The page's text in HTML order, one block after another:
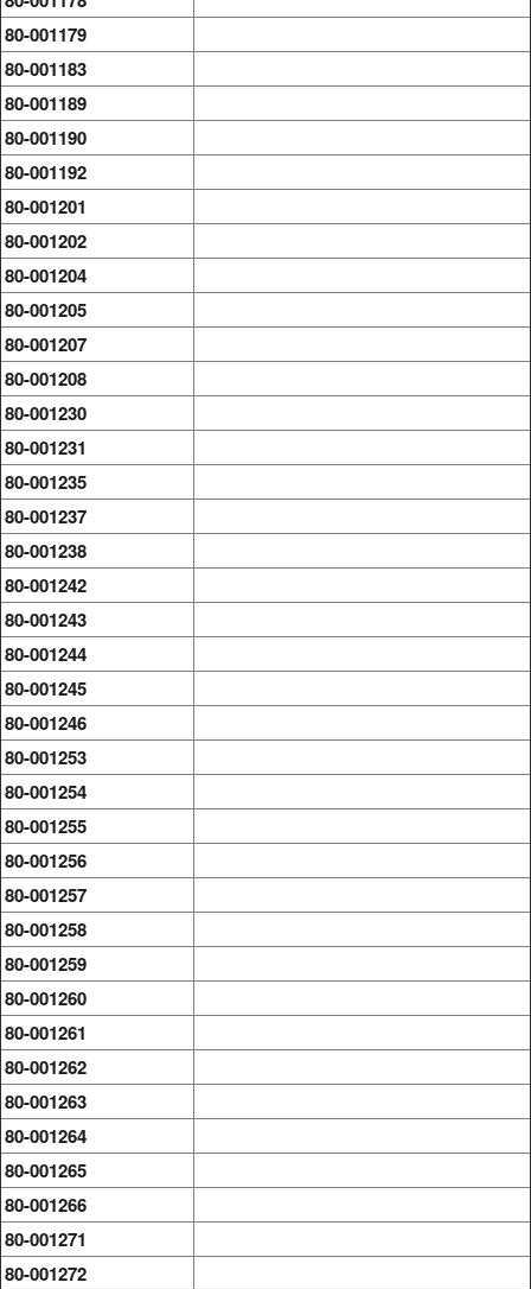
80-001179
80-001183
80-001189
80-001190
80-001192
80-001201
80-001202
80-001204
80-001205
80-001207
80-001208
80-001230
80-001231
80-001235
80-001237
80-001238
80-001242
80-001243
80-001244
80-001245
80-001246
80-001253
80-001254
80-001255
80-001256
80-001257
80-001258
80-001259
80-001260
80-001261
80-001262
80-001263
80-001264
80-001265
80-001266
80-001271
80-001272